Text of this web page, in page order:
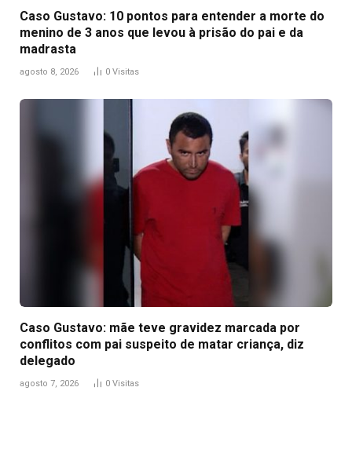
Caso Gustavo: 10 pontos para entender a morte do
menino de 3 anos que levou à prisão do pai e da
madrasta
agosto 8, 2026 0 Visitas
Caso Gustavo: mãe teve gravidez marcada por
conflitos com pai suspeito de matar criança, diz
delegado
agosto 7, 2026 0 Visitas